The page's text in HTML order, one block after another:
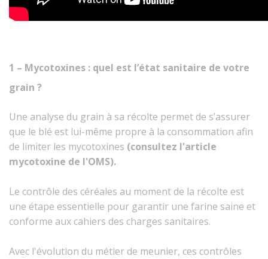
1 – Mycotoxines : quel est l’état sanitaire de votre
grain ?
Une analyse du grain à sa récolte permet de s’assurer
que le blé est lui-même propre à la consommation afin
de limiter les mycotoxines (consultez l'article
mycotoxine de l'OMS).
Le contrôle des céréales au moment de la récolte est
une étape essentielle pour garantir une farine saine et
conforme aux cahiers des charges sanitaires.
Avec l'évolution du métier de meunier, ces contrôles